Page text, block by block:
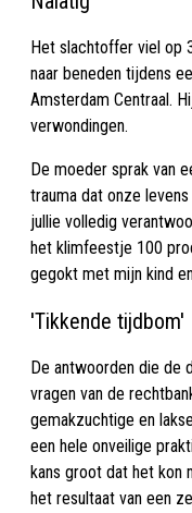
Het slachtoffer viel op
naar beneden tijdens
Amsterdam Centraal.
verwondingen.
De moeder sprak van
trauma dat onze
jullie volledig
het klimfeestje 100
gegokt met mijn kind
'Tikkende tijdbom'
De antwoorden die de
vragen van de
gemakzuchtige en
een hele onveilige
kans groot dat het kon
het resultaat van een